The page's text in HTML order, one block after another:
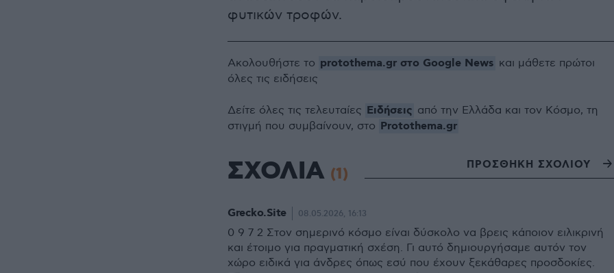
φυτικών τροφών.
Ακολουθήστε το protothema.gr στο Google News και μάθετε πρώτοι
όλες τις ειδήσεις
Δείτε όλες τις τελευταίες Ειδήσεις από την Ελλάδα και τον Κόσμο, τη
στιγμή που συμβαίνουν, στο Protothema.gr
ΣΧΟΛΙΑ (1) ΠΡΟΣΘΗΚΗ ΣΧΟΛΙΟΥ
Grecko.Site 08.05.2026, 16:13
0 9 7 2 Στον σημερινό κόσμο είναι δύσκολο να βρεις κάποιον ειλικρινή
και έτοιμο για πραγματική σχέση. Γι αυτό δημιουργήσαμε αυτόν τον
χώρο ειδικά για άνδρες όπως εσύ που έχουν ξεκάθαρες προσδοκίες.